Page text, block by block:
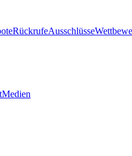
RückrufeAusschlüsse
Medien